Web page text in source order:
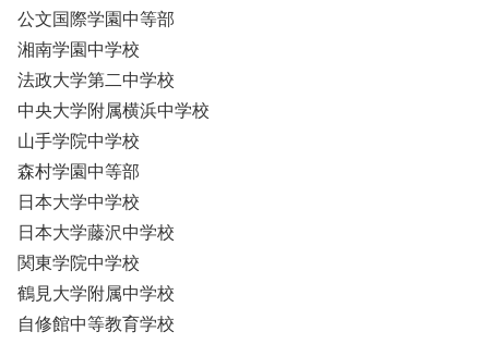
公文国際学園中等部
湘南学園中学校
法政大学第二中学校
中央大学附属横浜中学校
山手学院中学校
森村学園中等部
日本大学中学校
日本大学藤沢中学校
関東学院中学校
鶴見大学附属中学校
自修館中等教育学校